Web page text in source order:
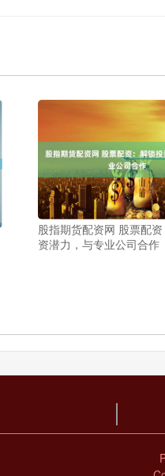
股指期货配资网 股票配
资潜力，与专业公司合作